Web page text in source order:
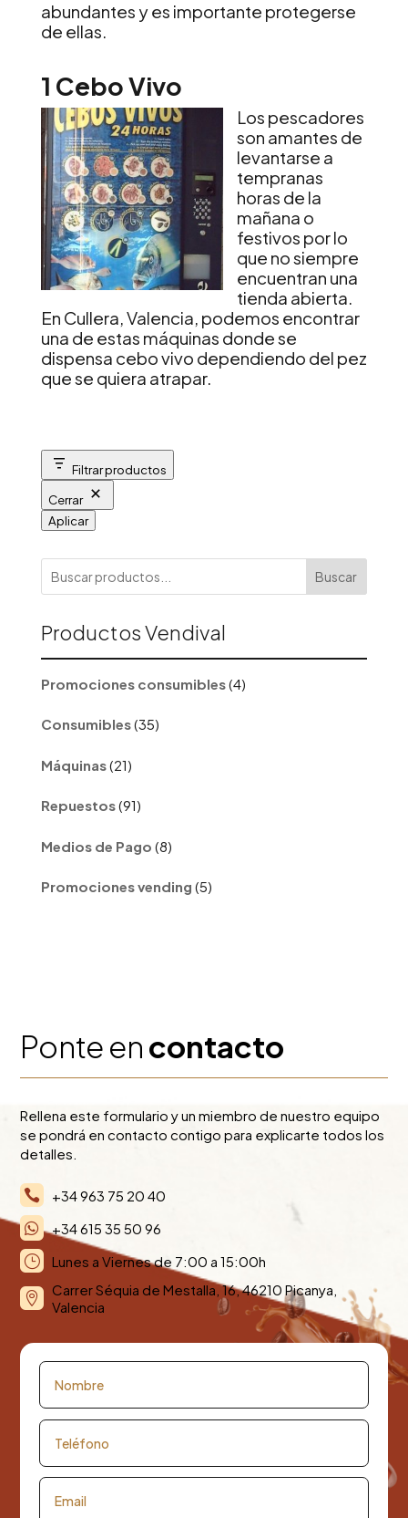
abundantes y es importante protegerse
de ellas.
1 Cebo Vivo
Los pescadores
son amantes de
levantarse a
tempranas
horas de la
mañana o
festivos por lo
que no siempre
encuentran una
tienda abierta.
En Cullera, Valencia, podemos encontrar
una de estas máquinas donde se
dispensa cebo vivo dependiendo del pez
que se quiera atrapar.
Filtrar productos
Cerrar
Aplicar
Buscar
Productos Vendival
Promociones consumibles 4
productos
Consumibles 3535
productos
Máquinas 21
productos
Repuestos 9191
productos
Medios de Pago 8
productos
Promociones vending 55
productos
Ponte encontacto
Rellena este formulario y un miembro de nuestro equipo
se pondrá en contacto contigo para explicarte todos los
detalles.
 +34 963 75 20 40
 +34 615 35 50 96
} Lunes a Viernes de 7:00 a 15:00h

Carrer Séquia de Mestalla, 16, 46210 Picanya,
Valencia